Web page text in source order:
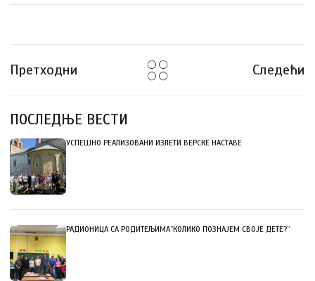
Претходни Следећи
ПОСЛЕДЊЕ ВЕСТИ
УСПЕШНО РЕАЛИЗОВАНИ ИЗЛЕТИ ВЕРСКЕ НАСТАВЕ
РАДИОНИЦА СА РОДИТЕЉИМА”КОЛИКО ПОЗНАЈЕМ СВОЈЕ ДЕТЕ?”